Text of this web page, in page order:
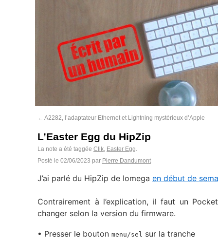
← A2282, l’adaptateur Ethernet et Lightning mystérieux d’Apple
L’Easter Egg du HipZip
La note a été taggée Clik, Easter Egg.
Posté le 02/06/2023 par Pierre Dandumont
J’ai parlé du HipZip de Iomega en début de
Contrairement à l’explication, il faut un
changer selon la version du firmware.
• Presser le bouton menu/sel sur la tranche